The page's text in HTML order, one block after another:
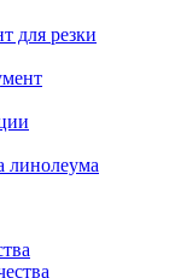
для резки
линолеума